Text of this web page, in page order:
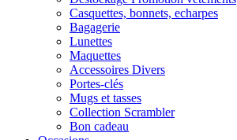
Casquettes, bonnets, echarpes
Bagagerie
Lunettes
Maquettes
Accessoires Divers
Portes-clés
Mugs et tasses
Collection Scrambler
Bon cadeau